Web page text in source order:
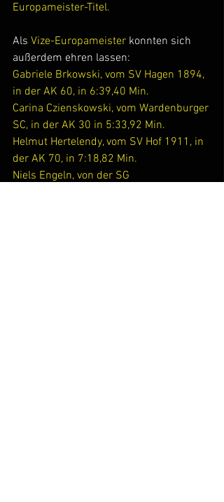
Europameister-Titel.
Als Vize-Europameister konnten sich
außerdem ehren lassen:
Gabriele Brkowski, vom SV Hagen 1894,
in der AK 60, in 6:39,40 Min.
Carina Czienskowski, vom Wardenburger
SC, in der AK 30 in 5:33,92 Min.
Helmut Hertelendy, vom SV Hof 1911, in
der AK 70, in 7:18,82 Min.
Niels Engeln, von der SG